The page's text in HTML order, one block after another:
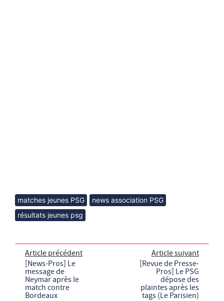
matches jeunes PSG
news association PSG
résultats jeunes psg
Article précédent
[News-Pros] Le
message de
Neymar après le
match contre
Bordeaux
Article suivant
[Revue de Presse-
Pros] Le PSG
dépose des
plaintes après les
tags (Le Parisien)